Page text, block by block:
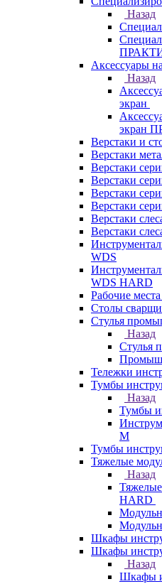
Назад
Аксессуары
Назад
экран
экран
Верстаки и
Верстаки
Верстаки
Верстаки
Верстаки
Верстаки
Верстаки
Верстаки
WDS
WDS HARD
Рабочие
Столы
Стулья
Назад
Стулья
Тележки
Тумбы
Назад
Тумбы
M
Тумбы
Тяжелые
Назад
HARD
Шкафы
Шкафы
Назад
Шкафы